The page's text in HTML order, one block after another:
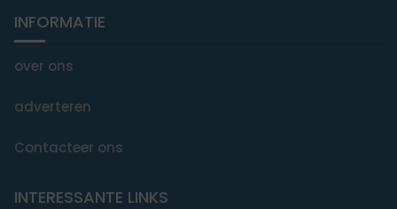
INFORMATIE
over ons
adverteren
Contacteer ons
INTERESSANTE LINKS